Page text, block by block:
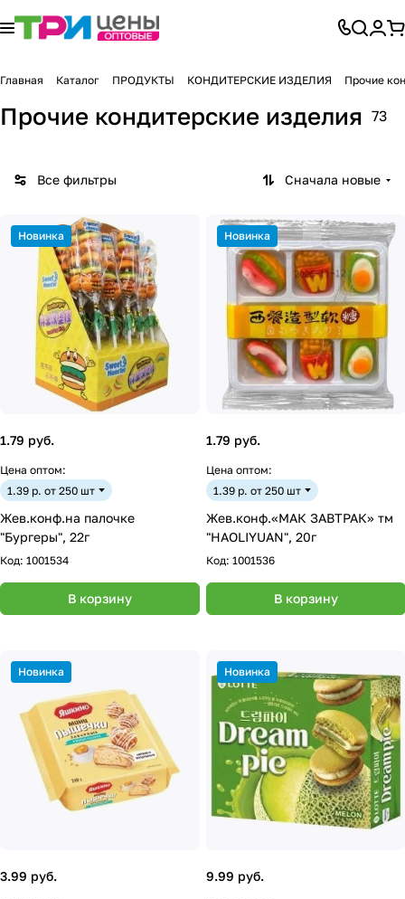
Главная Каталог ПРОДУКТЫ КОНДИТЕРСКИЕ ИЗДЕЛИЯ Прочие
Прочие кондитерские изделия 73
Все фильтры Сначала новые
Новинка
1.79 руб.
Цена оптом:
1.39 р. от 250 шт
Жев.конф.на палочке
"Бургеры", 22г
Код: 1001534
В корзину
Новинка
1.79 руб.
Цена оптом:
1.39 р. от 250 шт
Жев.конф.«МАК ЗАВТРАК» тм
"HAOLIYUAN", 20г
Код: 1001536
В корзину
Новинка
3.99 руб.
Новинка
9.99 руб.